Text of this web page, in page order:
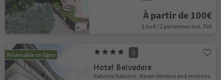
À partir de 100€
1 nuit / 2 personnes incl. TVA
Réservable en ligne S
Hotel Belvedere
Naturns/Naturno, Meran/Merano and environs